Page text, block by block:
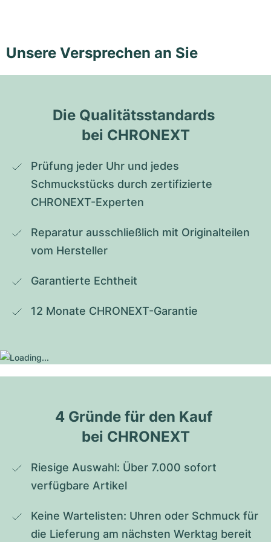
Unsere Versprechen an Sie
Die Qualitätsstandards
bei CHRONEXT
Prüfung jeder Uhr und jedes
Schmuckstücks durch zertifizierte
CHRONEXT-Experten
Reparatur ausschließlich mit Originalteilen
vom Hersteller
Garantierte Echtheit
12 Monate CHRONEXT-Garantie
4 Gründe für den Kauf
bei CHRONEXT
Riesige Auswahl: Über 7.000 sofort
verfügbare Artikel
Keine Wartelisten: Uhren oder Schmuck für
die Lieferung am nächsten Werktag bereit